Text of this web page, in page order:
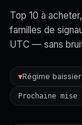
Top 10 à
familles de
UTC — sans
▼Régime baissier
Prochaine